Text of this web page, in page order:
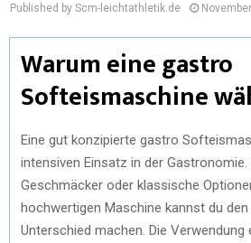
Published by Scm-leichtathletik.de
Warum eine gastro
Softeismaschine
Eine gut konzipierte gastro
intensiven Einsatz in der
Geschmäcker oder klassische
hochwertigen Maschine kannst du
Unterschied machen. Die